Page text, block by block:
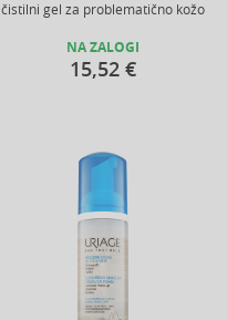
čistilni gel za problematično kožo
NA ZALOGI
15,52 €